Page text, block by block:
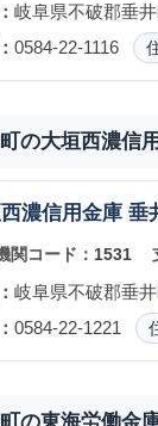
岐阜県不破郡垂
0584-22-1116
の大垣西濃信
濃信用金庫 垂
関コード： 1531
岐阜県不破郡垂
0584-22-1221
の東海労働金